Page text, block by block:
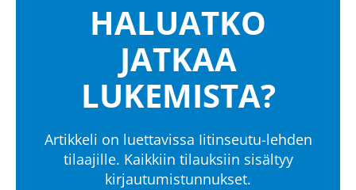
HALUATKO
JATKAA
LUKEMISTA?
Artikkeli on luettavissa Iitinseutu-lehden
tilaajille. Kaikkiin tilauksiin sisältyy
kirjautumistunnukset.